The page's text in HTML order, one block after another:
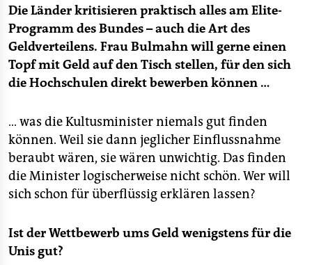
Die Länder kritisieren praktisch alles am Elite-
Programm des Bundes – auch die Art des
Geldverteilens. Frau Bulmahn will gerne einen
Topf mit Geld auf den Tisch stellen, für den sich
die Hochschulen direkt bewerben können …
… was die Kultusminister niemals gut finden
können. Weil sie dann jeglicher Einflussnahme
beraubt wären, sie wären unwichtig. Das finden
die Minister logischerweise nicht schön. Wer will
sich schon für überflüssig erklären lassen?
Ist der Wettbewerb ums Geld wenigstens für die
Unis gut?